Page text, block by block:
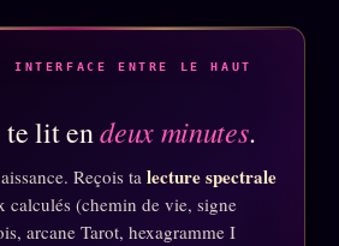
tip
ENTRE LE HAUT
te lit endeux minutes.
Reçois ta lecture spectrale
calculés (chemin de vie, signe
arcane Tarot, hexagramme I